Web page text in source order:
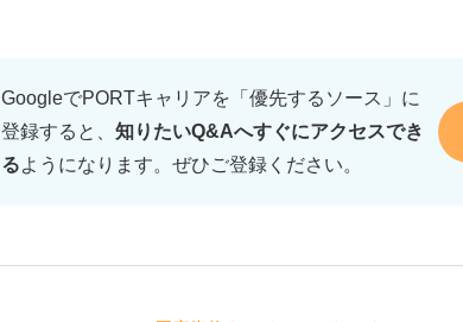
際のポイントや注意点があれば教えてください。
GoogleでPORTキャリアを「優先するソース」に
登録すると、 知りたいQ&Aへすぐにアクセスでき
るようになります。ぜひご登録ください。